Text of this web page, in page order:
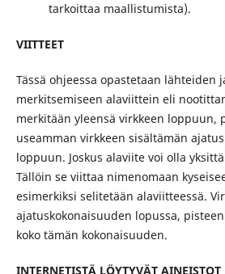
tarkoittaa maallistumista).
VIITTEET
Tässä ohjeessa opastetaan lähteiden
merkitsemiseen alaviittein eli
merkitään yleensä virkkeen loppuun,
useamman virkkeen sisältämän
loppuun. Joskus alaviite voi olla
Tällöin se viittaa nimenomaan
esimerkiksi selitetään alaviitteessä.
ajatuskokonaisuuden lopussa,
koko tämän kokonaisuuden.
INTERNETISTÄ LÖYTYVÄT